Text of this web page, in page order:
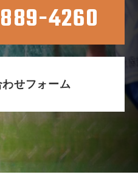
4260
せフォーム